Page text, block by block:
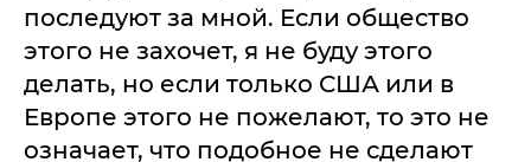
последуют за мной. Если общество
этого не захочет, я не буду этого
делать, но если только США или в
Европе этого не пожелают, то это не
означает, что подобное не сделают